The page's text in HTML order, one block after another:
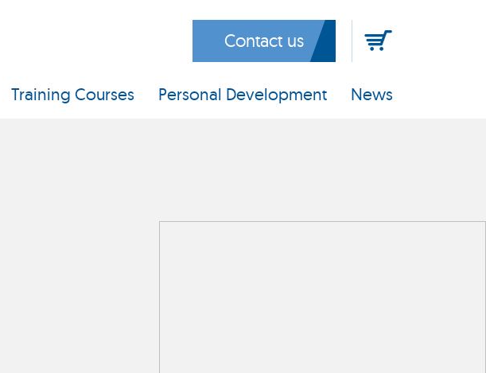
Contact us
Training Courses Personal Development News